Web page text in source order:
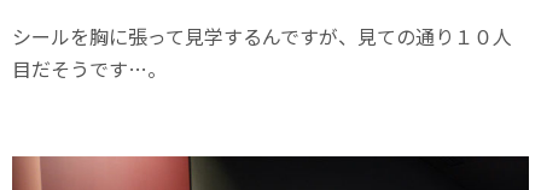
シールを胸に張って見学するんですが、見ての通り１０人
目だそうです…。